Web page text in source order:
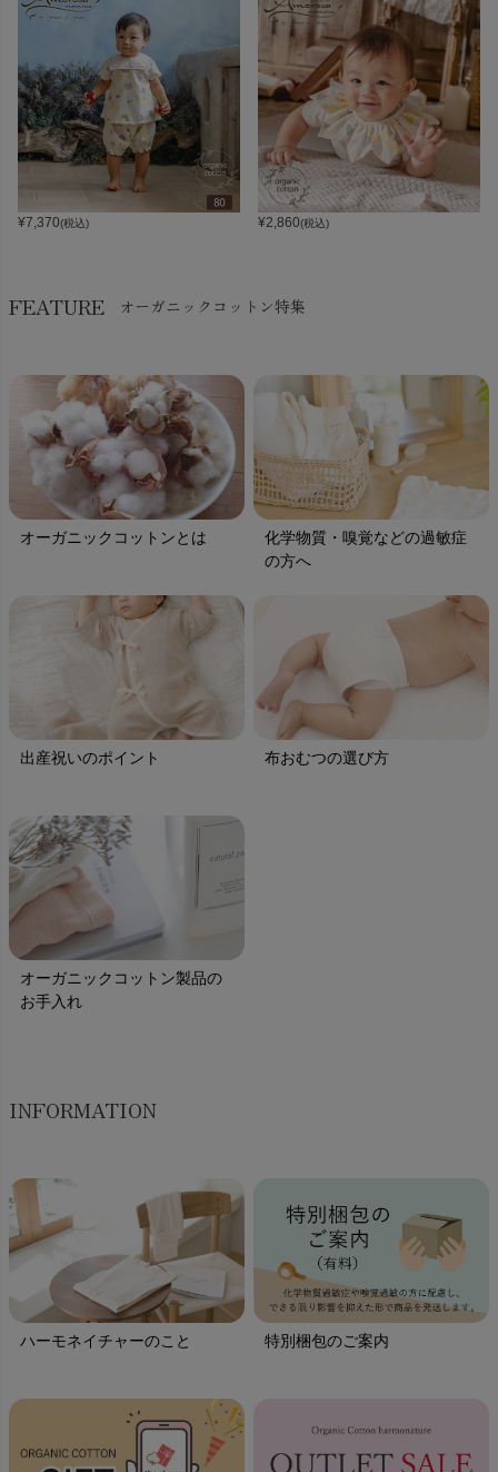
¥7,370(税込) ¥2,860(税込)
FEATURE オーガニックコットン特集
オーガニックコットンとは
化学物質・嗅覚などの過敏症
の方へ
出産祝いのポイント 布おむつの選び方
オーガニックコットン製品の
お手入れ
INFORMATION
ハーモネイチャーのこと 特別梱包のご案内